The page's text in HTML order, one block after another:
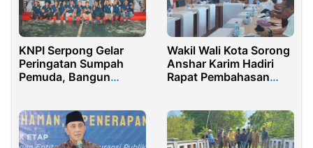
KNPI Serpong Gelar
Peringatan Sumpah
Pemuda, Bangun
Wakil Wali Kota Sorong
Anshar Karim Hadiri
Rapat Pembahasan
Kampung